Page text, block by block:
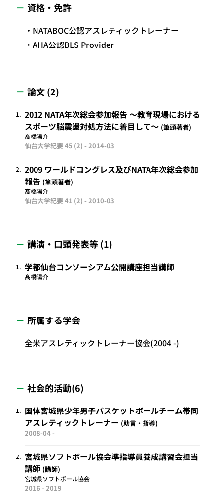
資格・免許
NATABOC公認アスレティックトレーナー
AHA公認BLS Provider
論文 (2)
1. 2012 NATA年次総会参加報告 ～教育現場における
スポーツ脳震盪対処方法に着目して～ 筆頭著者
髙橋陽介
仙台大学紀要 45 (2) - 2014-03
2. 2009 ワールドコングレス及びNATA年次総会参加
報告 筆頭著者
髙橋陽介
仙台大学紀要 41 (2) - 2010-03
講演・口頭発表等 (1)
1. 学都仙台コンソーシアム公開講座担当講師
髙橋陽介
所属する学会
全米アスレティックトレーナー協会(2004 -)
社会的活動(6)
1. 国体宮城県少年男子バスケットボールチーム帯同
アスレティックトレーナー 助言・指導
2008-04 -
2. 宮城県ソフトボール協会準指導員養成講習会担当
講師 講師
宮城県ソフトボール協会
2016 - 2019